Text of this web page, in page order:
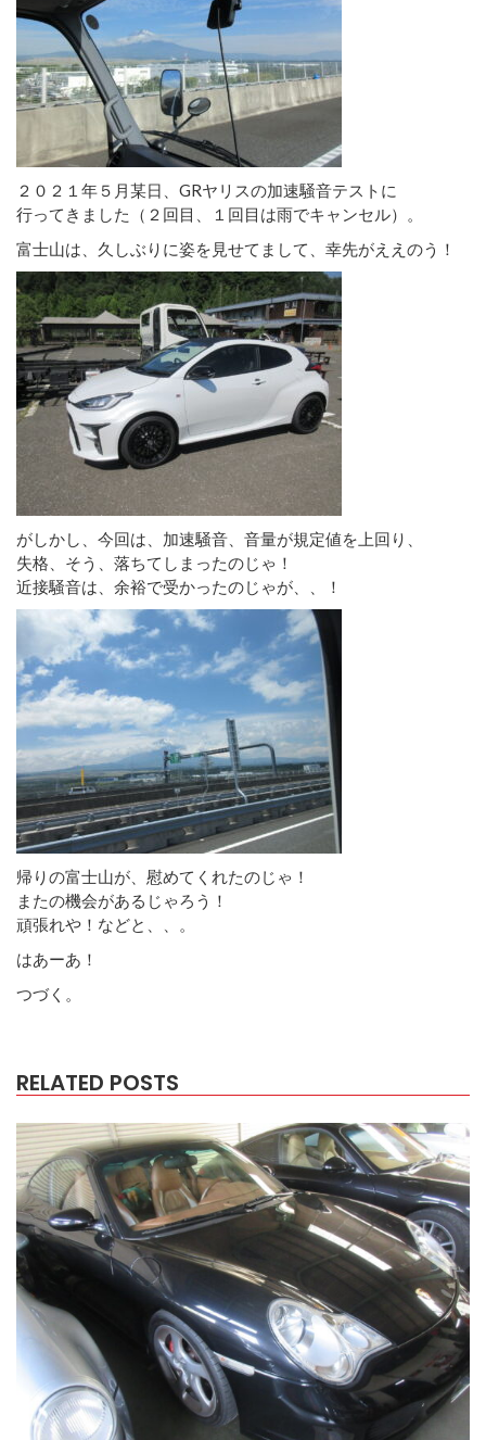
２０２１年５月某日、GRヤリスの加速騒音テストに
行ってきました（２回目、１回目は雨でキャンセル）。
富士山は、久しぶりに姿を見せてまして、幸先がええのう！
がしかし、今回は、加速騒音、音量が規定値を上回り、
失格、そう、落ちてしまったのじゃ！
近接騒音は、余裕で受かったのじゃが、、！
帰りの富士山が、慰めてくれたのじゃ！
またの機会があるじゃろう！
頑張れや！などと、、。
はあーあ！
つづく。
RELATED POSTS